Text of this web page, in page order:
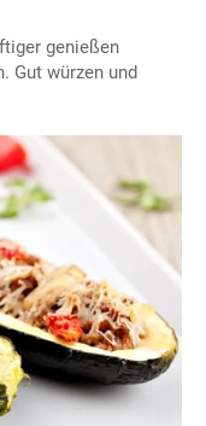
genießen
Gut würzen und